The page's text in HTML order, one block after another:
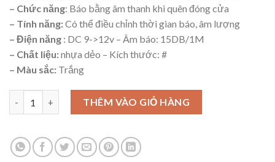
– Chức năng: Báo bằng âm thanh khi quên đóng cửa
– Tính năng:Có thể điều chỉnh thời gian báo, âm lượng
– Điện năng : DC 9->12v – Âm báo: 15DB/1M
– Chất liệu:nhựa dẻo – Kích thước: #
– Màu sắc: Trắng
Bộ báo động quên đóng cửa số lượng
THÊM VÀO GIỎ HÀNG